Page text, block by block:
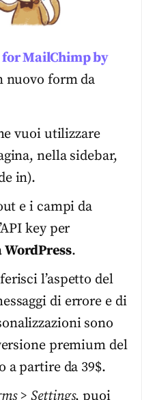
for MailChimp by
nuovo form da
vuoi utilizzare
nella sidebar,
in).
e i campi da
key per
.
l’aspetto del
di errore e di
sono
premium del
a partire da 39$.
> Settings, puoi